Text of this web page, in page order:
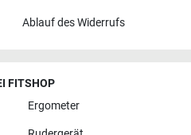
Ablauf des Widerrufs
FITSHOP
Ergometer